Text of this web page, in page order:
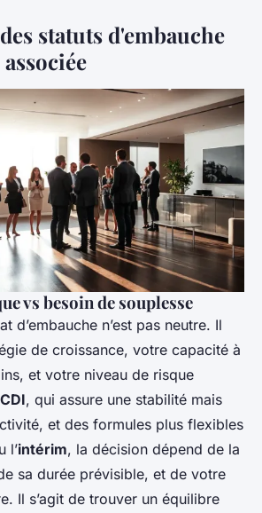
statuts d'embauche
vs besoin de souplesse
d’embauche n’est pas neutre. Il
de croissance, votre capacité à
et votre niveau de risque
CDI, qui assure une stabilité mais
et des formules plus flexibles
l’intérim, la décision dépend de la
sa durée prévisible, et de votre
Il s’agit de trouver un équilibre